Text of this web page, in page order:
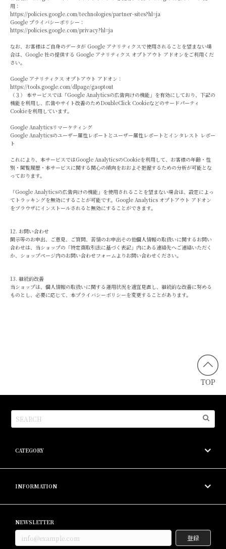
用：
https://policies.google.com/technologies/partner-sites?hl=ja
Google プライバシーポリシー：
https://policies.google.com/privacy?hl=ja
なお、お客様はご自身のデータが Google アナリティクスで使用されることを望まない場
合は、Google 社の提供する Google アナリティクス オプトアウト アドオンをご利用くだ
さい。
Google アナリティクス オプトアウト アドオン：
https://tools.google.com/dlpage/gaoptout
（３） 本サービスでは「Google Analyticsの広告向けの機能」を有効にしており、下記の
機能を利用し、広告やサイト改善のためDoubleClick Cookieなどのサードパーティ
Cookieを利用しています。
Google Analyticsリマーケティング
Google Analyticsのユーザー属性レポートとユーザー属性レポートとインタレスト レポー
ト
これにより、本サービスではGoogle AnalyticsのCookieを利用して、お客様の年齢・性
別・閲覧履歴・本サービスに関する関心の傾向をおおよそ把握するための分析が可能とな
っております。
「Google Analyticsの広告向けの機能」を使用されることを望まない場合は、設定によっ
てトラッキングを無効にすることが可能です。Google Analytics オプトアウト アドオン
をブラウザにインストールされると無効にすることができます。
12. お問い合わせ
開示等のお申出、ご意見、ご質問、苦情のお申出その他個人情報の取扱いに関するお問い
合わせは、当ショップの「特定商取引法に基づく表記」内にある連絡先へご連絡いただく
か、ショップページ内のお問い合わせフォームよりお問い合わせください。
13. 継続的改善
当ショップは、個人情報の取扱いに関する運用状況を適宜見直し、継続的な改善に努める
ものとし、必要に応じて、本プライバシーポリシーを変更することがあります。
TOP
CATEGORY
INFORMATION
NEWSLETTER
登録